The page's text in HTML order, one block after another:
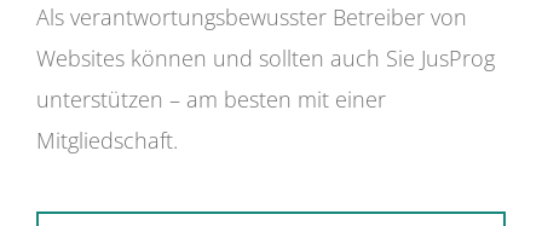
Als verantwortungsbewusster Betreiber von
Websites können und sollten auch Sie JusProg
unterstützen – am besten mit einer
Mitgliedschaft.